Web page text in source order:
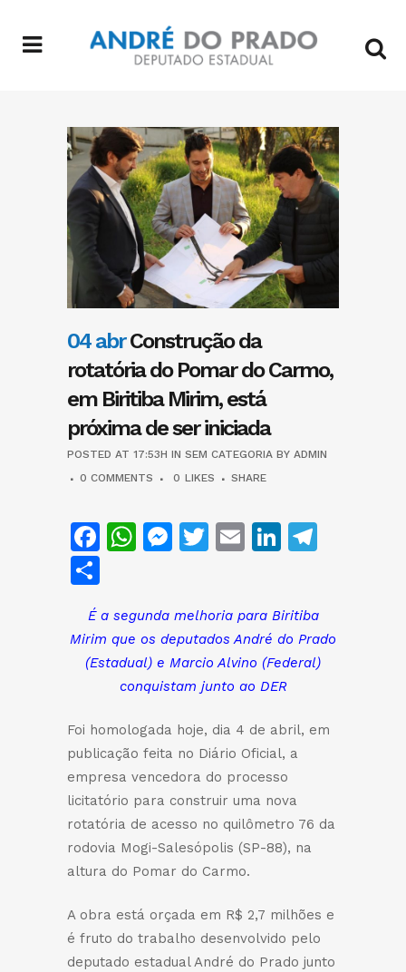
04 abrConstrução da
rotatória do Pomar do Carmo,
em Biritiba Mirim, está
próxima de ser iniciada
POSTED AT 17:53H IN SEM CATEGORIA BY ADMIN
0 COMMENTS
0 LIKES SHARE
Facebook
WhatsApp
Messenger
Twitter
EmailLinkedIn
É a segunda melhoria para Biritiba
Mirim que os deputados André do Prado
(Estadual) e Marcio Alvino (Federal)
conquistam junto ao DER
Foi homologada hoje, dia 4 de abril, em
publicação feita no Diário Oficial, a
empresa vencedora do processo
licitatório para construir uma nova
rotatória de acesso no quilômetro 76 da
rodovia Mogi-Salesópolis (SP-88), na
altura do Pomar do Carmo.
A obra está orçada em R$ 2,7 milhões e
é fruto do trabalho desenvolvido pelo
deputado estadual André do Prado junto